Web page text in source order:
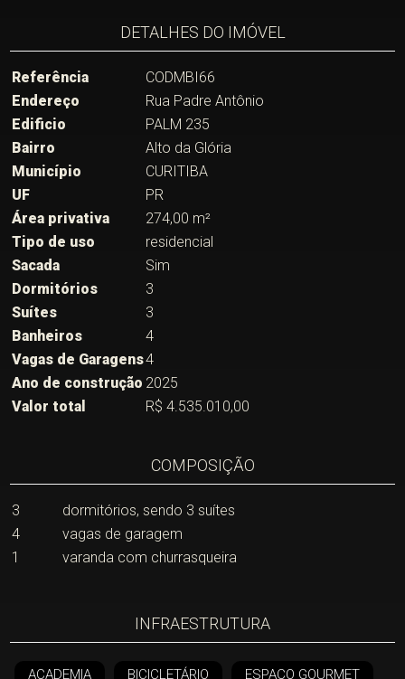
DETALHES DO IMÓVEL
Referência
CODMBI66
Endereço
Rua Padre Antônio
Edificio
PALM 235
Bairro
Alto da Glória
Município
CURITIBA
UF
PR
Área privativa
274,00 m²
Tipo de uso
residencial
Sacada
Sim
Dormitórios
3
Suítes
3
Banheiros
4
Vagas de Garagens4
Ano de construção 2025
Valor total
R$ 4.535.010,00
COMPOSIÇÃO
3
dormitórios, sendo 3 suítes
4
vagas de garagem
1
varanda com churrasqueira
INFRAESTRUTURA
ACADEMIA BICICLETÁRIO ESPAÇO GOURMET